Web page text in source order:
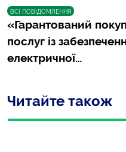
ВСІ ПОВІДОМЛЕННЯ
«Гарантований
послуг із
електричної…
Читайте також